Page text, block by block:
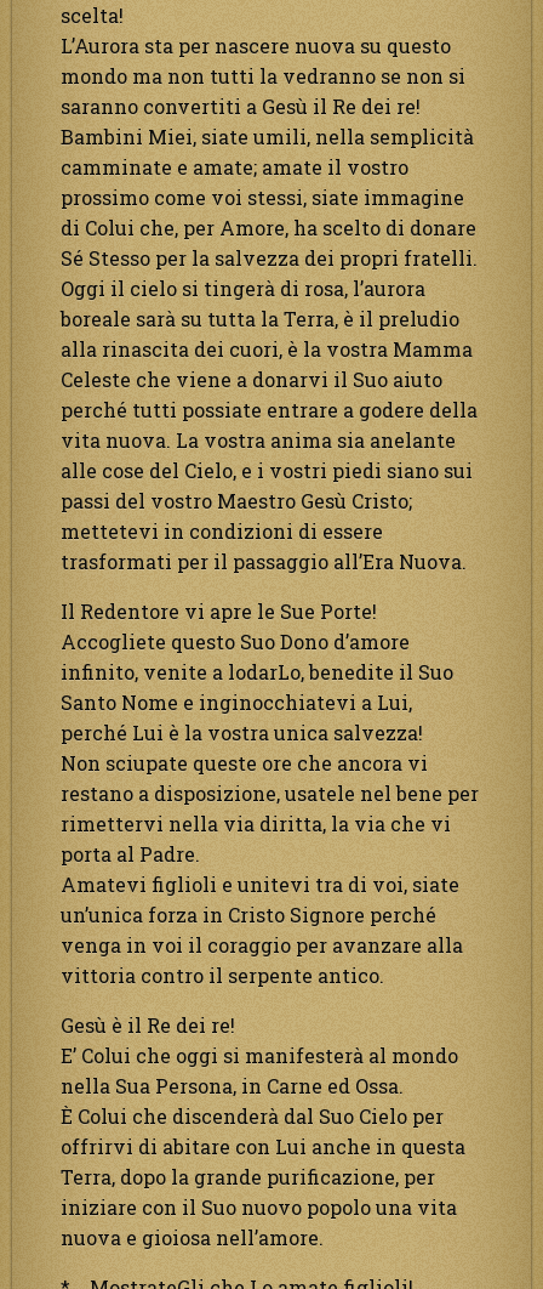
scelta!
L’Aurora sta per nascere nuova su questo
mondo ma non tutti la vedranno se non si
saranno convertiti a Gesù il Re dei re!
Bambini Miei, siate umili, nella semplicità
camminate e amate; amate il vostro
prossimo come voi stessi, siate immagine
di Colui che, per Amore, ha scelto di donare
Sé Stesso per la salvezza dei propri fratelli.
Oggi il cielo si tingerà di rosa, l’aurora
boreale sarà su tutta la Terra, è il preludio
alla rinascita dei cuori, è la vostra Mamma
Celeste che viene a donarvi il Suo aiuto
perché tutti possiate entrare a godere della
vita nuova. La vostra anima sia anelante
alle cose del Cielo, e i vostri piedi siano sui
passi del vostro Maestro Gesù Cristo;
mettetevi in condizioni di essere
trasformati per il passaggio all’Era Nuova.
Il Redentore vi apre le Sue Porte!
Accogliete questo Suo Dono d’amore
infinito, venite a lodarLo, benedite il Suo
Santo Nome e inginocchiatevi a Lui,
perché Lui è la vostra unica salvezza!
Non sciupate queste ore che ancora vi
restano a disposizione, usatele nel bene per
rimettervi nella via diritta, la via che vi
porta al Padre.
Amatevi figlioli e unitevi tra di voi, siate
un’unica forza in Cristo Signore perché
venga in voi il coraggio per avanzare alla
vittoria contro il serpente antico.
Gesù è il Re dei re!
E’ Colui che oggi si manifesterà al mondo
nella Sua Persona, in Carne ed Ossa.
È Colui che discenderà dal Suo Cielo per
offrirvi di abitare con Lui anche in questa
Terra, dopo la grande purificazione, per
iniziare con il Suo nuovo popolo una vita
nuova e gioiosa nell’amore.